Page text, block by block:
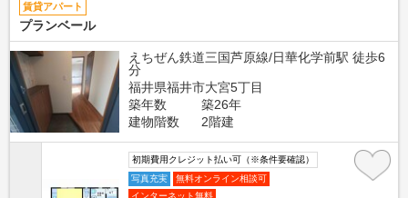
賃貸アパート
プランベール
えちぜん鉄道三国芦原線/日華化学前駅 徒歩6
分
福井県福井市大宮5丁目
築年数
築26年
建物階数
2階建
初期費用クレジット払い可（※条件要確認）
写真充実
無料オンライン相談可
インターネット無料